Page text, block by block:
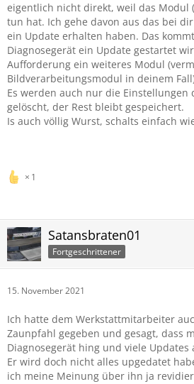
eigentlich nicht direkt, weil das Modul
tun hat. Ich gehe davon aus das bei
ein Update erhalten haben. Das
Diagnosegerät ein Update gestartet
Aufforderung ein weiteres Modul
Bildverarbeitungsmodul in deinem
Es werden auch nur die Einstellungen
gelöscht, der Rest bleibt gespeichert.
Is auch völlig Wurst, schalts einfach
1
Satansbraten01
Fortgeschrittener
15. November 2021
Ich hatte dem Werkstattmitarbeiter
Zaunpfahl gegeben und gesagt, dass
Diagnosegerät hing und viele Updates
Er wird doch nicht alles upgedatet
ich meine Meinung über ihn ja